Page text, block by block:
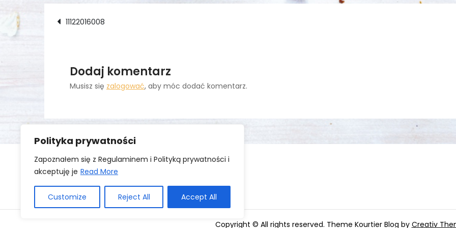
Polityka prywatności
Zapoznałem się z Regulaminem i Polityką prywatności i
akceptuję je Read More
Customize Reject All Accept All
Nawigacja
11122016008
Dodaj komentarz
Musisz się zalogować, aby móc dodać komentarz.
Zaloguj się
Copyright © All rights reserved. Theme Kourtier Blog by Creativ